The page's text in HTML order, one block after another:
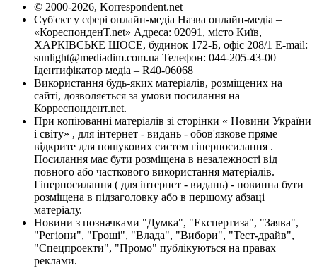
© 2000-2026, Korrespondent.net
Суб'єкт у сфері онлайн-медіа Назва онлайн-медіа –
«КореспонденТ.net» Адреса: 02091, місто Київ,
ХАРКІВСЬКЕ ШОСЕ, будинок 172-Б, офіс 208/1 E-mail:
sunlight@mediadim.com.ua Телефон: 044-205-43-00
Ідентифікатор медіа – R40-06068
Використання будь-яких матеріалів, розміщених на
сайті, дозволяється за умови посилання на
Корреспондент.net.
При копіюванні матеріалів зі сторінки « Новини України
і світу» , для інтернет - видань - обов'язкове пряме
відкрите для пошукових систем гіперпосилання .
Посилання має бути розміщена в незалежності від
повного або часткового використання матеріалів.
Гіперпосилання ( для інтернет - видань) - повинна бути
розміщена в підзаголовку або в першому абзаці
матеріалу.
Новини з позначками "Думка", "Експертиза", "Заява",
"Регіони", "Гроші", "Влада", "Вибори", "Тест-драйв",
"Спецпроекти", "Промо" публікуються на правах
реклами.